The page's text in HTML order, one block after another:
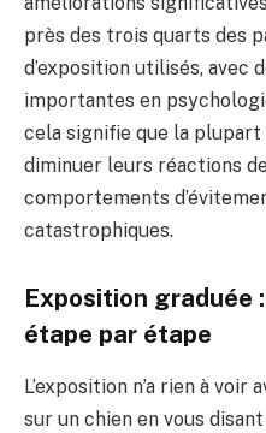
près des trois quarts des
d’exposition utilisés, avec
importantes en
cela signifie que la
diminuer leurs réactions
comportements
catastrophiques.
Exposition graduée
étape par étape
L’exposition n’a rien à
sur un chien en vous